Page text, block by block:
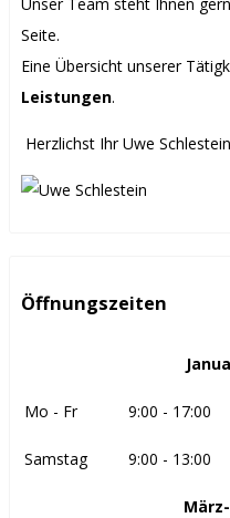
Seite.
Eine Übersicht unserer
Leistungen.
Herzlichst Ihr Uwe Schlestein
Öffnungszeiten
Mo - Fr 9:00 - 17:00
Samstag 9:00 - 13:00